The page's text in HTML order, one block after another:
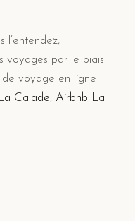
l’entendez,
voyages par le biais
voyage en ligne
Calade, Airbnb La